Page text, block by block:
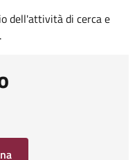
dell'attività di cerca e